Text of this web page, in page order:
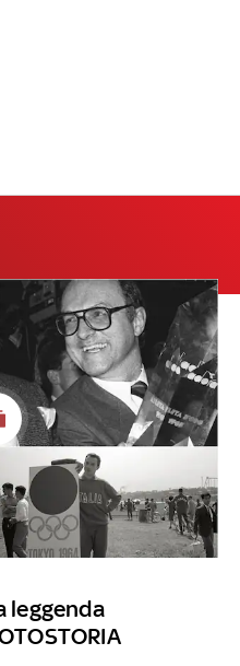
leggenda